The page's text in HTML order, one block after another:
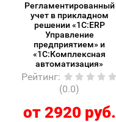
Регламентированный
учет в прикладном
решении «1С:ERP
Управление
предприятием» и
«1С:Комплексная
автоматизация»
Рейтинг:
(0.0)
от 2920 руб.